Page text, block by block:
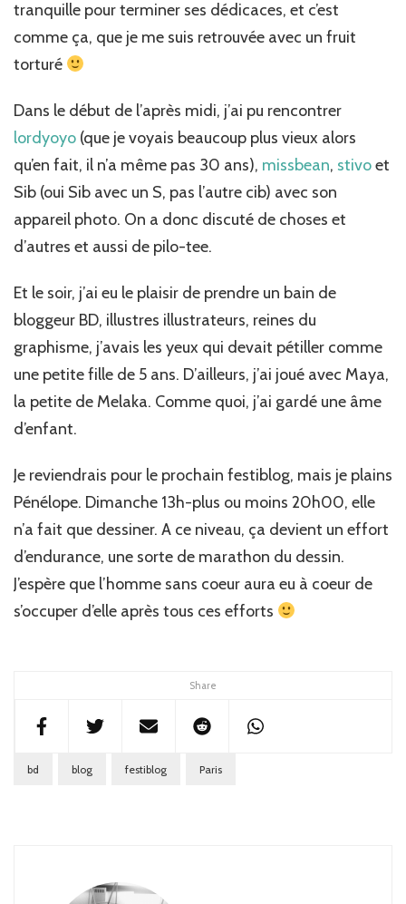
Share
tranquille pour terminer ses dédicaces, et c’est
comme ça, que je me suis retrouvée avec un fruit
torturé
Dans le début de l’après midi, j’ai pu rencontrer
lordyoyo (que je voyais beaucoup plus vieux alors
qu’en fait, il n’a même pas 30 ans), missbean, stivoet
Sib (oui Sib avec un S, pas l’autre cib) avec son
appareil photo. On a donc discuté de choses et
d’autres et aussi de pilo-tee.
Et le soir, j’ai eu le plaisir de prendre un bain de
bloggeur BD, illustres illustrateurs, reines du
graphisme, j’avais les yeux qui devait pétiller comme
une petite fille de 5 ans. D’ailleurs, j’ai joué avec Maya,
la petite de Melaka. Comme quoi, j’ai gardé une âme
d’enfant.
Je reviendrais pour le prochain festiblog, mais je plains
Pénélope. Dimanche 13h-plus ou moins 20h00, elle
n’a fait que dessiner. A ce niveau, ça devient un effort
d’endurance, une sorte de marathon du dessin.
J’espère que l’homme sans coeur aura eu à coeur de
s’occuper d’elle après tous ces efforts
bd blog festiblog Paris